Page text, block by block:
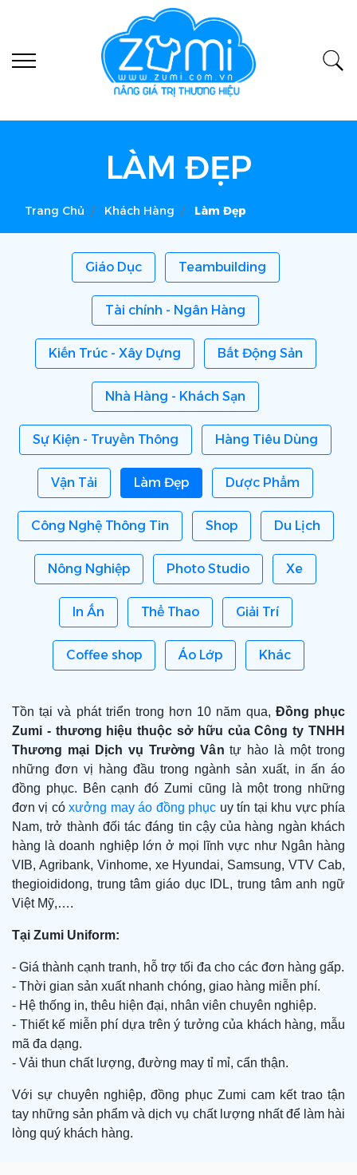
LÀM ĐẸP
Trang Chủ Khách Hàng Làm Đẹp
Giáo Dục Teambuilding
Tài chính - Ngân Hàng
Kiến Trúc - Xây Dựng Bất Động Sản
Nhà Hàng - Khách Sạn
Sự Kiện - Truyền Thông Hàng Tiêu Dùng
Vận Tải Làm Đẹp Dược Phẩm
Công Nghệ Thông Tin Shop Du Lịch
Nông Nghiệp Photo Studio Xe
In Ấn Thể Thao Giải Trí
Coffee shop Áo Lớp Khác
Tồn tại và phát triển trong hơn 10 năm qua, Đồng phục
Zumi - thương hiệu thuộc sở hữu của Công ty TNHH
Thương mại Dịch vụ Trường Vân tự hào là một trong
những đơn vị hàng đầu trong ngành sản xuất, in ấn áo
đồng phục. Bên cạnh đó Zumi cũng là một trong những
đơn vị cóxưởng may áo đồng phục uy tín tại khu vực phía
Nam, trở thành đối tác đáng tin cậy của hàng ngàn khách
hàng là doanh nghiệp lớn ở mọi lĩnh vực như Ngân hàng
VIB, Agribank, Vinhome, xe Hyundai, Samsung, VTV Cab,
thegioididong, trung tâm giáo dục IDL, trung tâm anh ngữ
Việt Mỹ,….
Tại Zumi Uniform:
- Giá thành cạnh tranh, hỗ trợ tối đa cho các đơn hàng gấp.
- Thời gian sản xuất nhanh chóng, giao hàng miễn phí.
- Hệ thống in, thêu hiện đại, nhân viên chuyên nghiệp.
- Thiết kế miễn phí dựa trên ý tưởng của khách hàng, mẫu
mã đa dạng.
- Vải thun chất lượng, đường may tỉ mỉ, cẩn thận.
Với sự chuyên nghiệp, đồng phục Zumi cam kết trao tận
tay những sản phẩm và dịch vụ chất lượng nhất để làm hài
lòng quý khách hàng.